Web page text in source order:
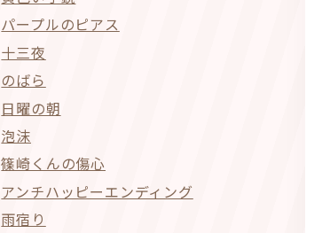
パープルのピアス
十三夜
のばら
日曜の朝
泡沫
篠崎くんの傷心
アンチハッピーエンディング
雨宿り